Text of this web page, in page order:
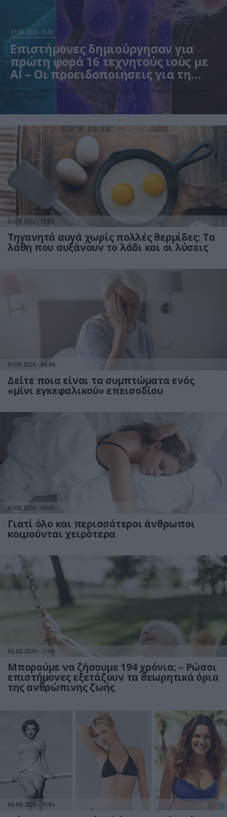
07.08.2026 15:10
Επιστήμονες δημιούργησαν για
πρώτη φορά 16 τεχνητούς ιούς με
AI – Οι προειδοποιήσεις για τη
βιοασφάλεια
Ερευνητές σχεδίασαν 16 νέους βακτηριοφάγους με τη βοήθεια Τεχνητής Νοημοσύνης που εξοντώνουν
ανθεκτικά μικρόβια
07.08.2026 12:09
Τηγανητά αυγά χωρίς πολλές θερμίδες: Τα
λάθη που αυξάνουν το λάδι και οι λύσεις
07.08.2026 06:06
Δείτε ποια είναι τα συμπτώματα ενός
«μίνι εγκεφαλικού» επεισοδίου
07.08.2026 06:05
Γιατί όλο και περισσότεροι άνθρωποι
κοιμούνται χειρότερα
06.08.2026 21:06
Μπορούμε να ζήσουμε 194 χρόνια; – Ρώσοι
επιστήμονες εξετάζουν τα θεωρητικά όρια
της ανθρώπινης ζωής
06.08.2026 15:04